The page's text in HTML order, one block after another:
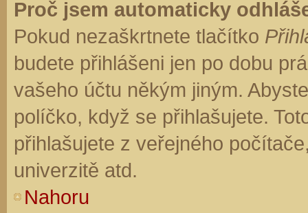
Proč jsem automaticky
Pokud nezaškrtnete tlačítko
budete přihlášeni jen po dobu
vašeho účtu někým jiným.
políčko, když se přihlašujete.
přihlašujete z veřejného
univerzitě atd.
Nahoru